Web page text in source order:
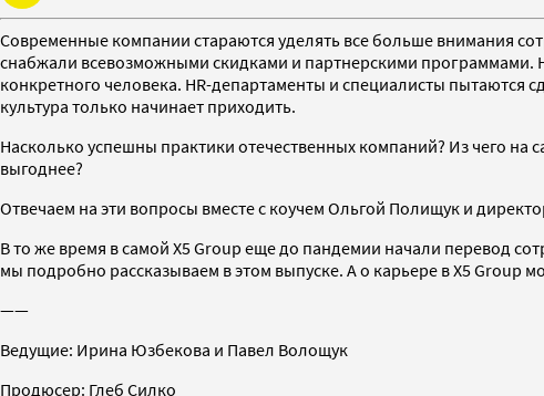
Современные компании стараются уделять все больше внимания
снабжали всевозможными скидками и партнерскими программами.
конкретного человека. HR-департаменты и специалисты пытаются
культура только начинает приходить.
Насколько успешны практики отечественных компаний? Из чего на
выгоднее?
Отвечаем на эти вопросы вместе с коучем Ольгой Полищук и
В то же время в самой X5 Group еще до пандемии начали перевод
мы подробно рассказываем в этом выпуске. А о карьере в X5 Group
——
Ведущие: Ирина Юзбекова и Павел Волощук
Продюсер: Глеб Силко